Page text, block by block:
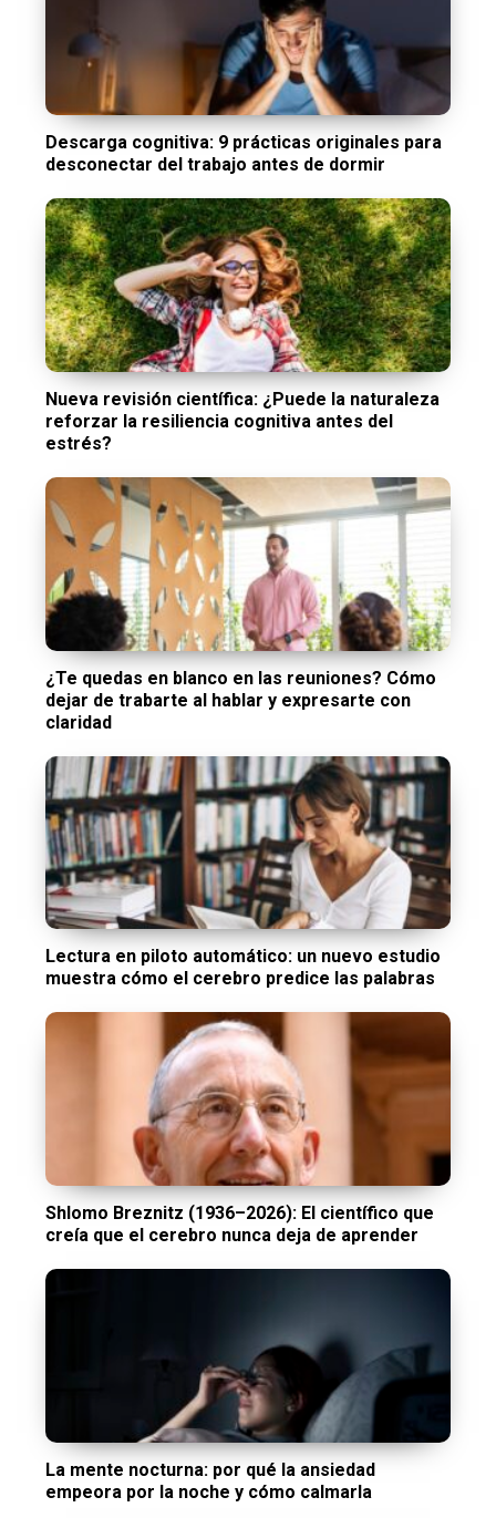
Descarga cognitiva: 9 prácticas originales para
desconectar del trabajo antes de dormir
Nueva revisión científica: ¿Puede la naturaleza
reforzar la resiliencia cognitiva antes del
estrés?
¿Te quedas en blanco en las reuniones? Cómo
dejar de trabarte al hablar y expresarte con
claridad
Lectura en piloto automático: un nuevo estudio
muestra cómo el cerebro predice las palabras
Shlomo Breznitz (1936–2026): El científico que
creía que el cerebro nunca deja de aprender
La mente nocturna: por qué la ansiedad
empeora por la noche y cómo calmarla